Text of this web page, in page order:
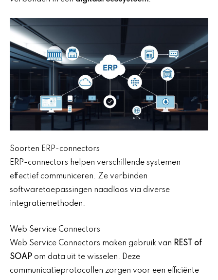
Soorten ERP-connectors
ERP-connectors helpen verschillende systemen
effectief communiceren. Ze verbinden
softwaretoepassingen naadloos via diverse
integratiemethoden.
Web Service Connectors
Web Service Connectors maken gebruik van REST of
SOAP om data uit te wisselen. Deze
communicatieprotocollen zorgen voor een efficiënte